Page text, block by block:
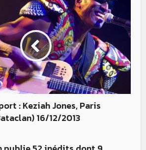
: Keziah Jones, Paris
16/12/2013